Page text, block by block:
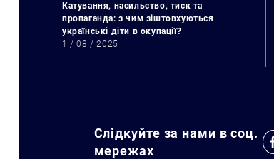
Катування, насильство, тиск та
пропаганда: з чим зіштовхуються
українські діти в окупації?
1 / 08 / 2025
Слідкуйте за нами в соц.
мережах